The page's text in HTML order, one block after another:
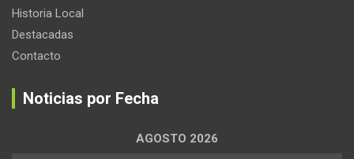
Historia Local
Destacadas
Contacto
Noticias por Fecha
AGOSTO 2026